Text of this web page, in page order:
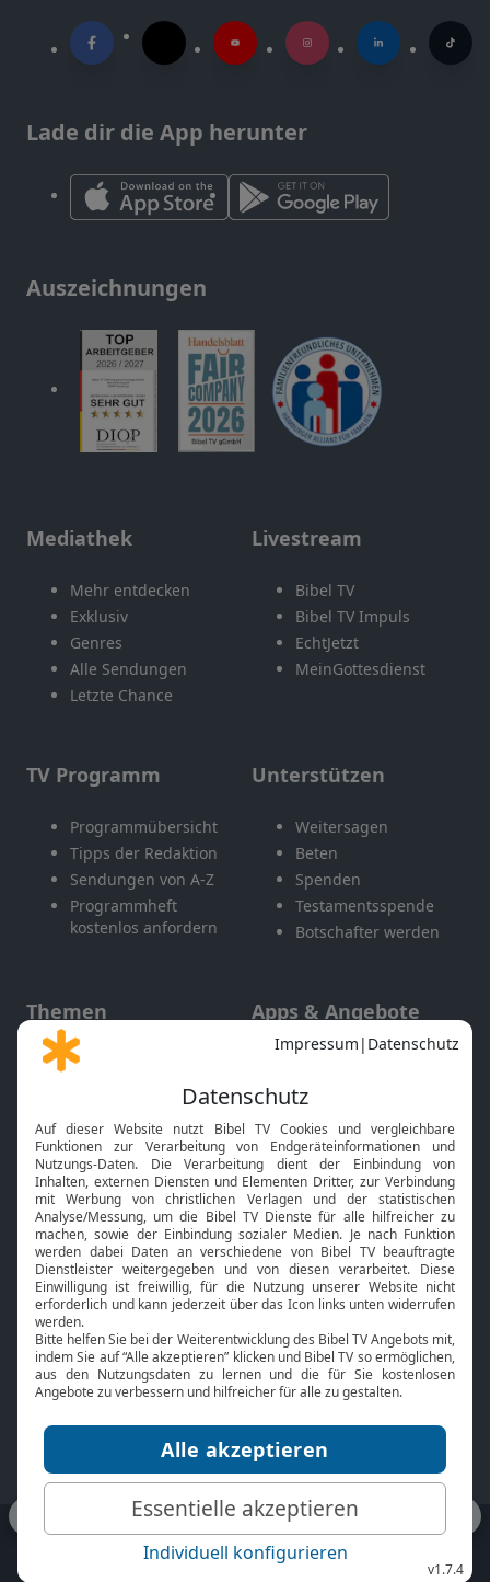
Lade dir die App herunter
Auszeichnungen
Mediathek
Mehr entdecken
Exklusiv
Genres
Alle Sendungen
Letzte Chance
Livestream
Bibel TV
Bibel TV Impuls
EchtJetzt
MeinGottesdienst
TV Programm
Programmübersicht
Tipps der Redaktion
Sendungen von A-Z
Programmheft
kostenlos anfordern
Unterstützen
Weitersagen
Beten
Spenden
Testamentsspende
Botschafter werden
Themen
Gott und Bibel erklärt
Neuigkeiten
Apps & Angebote
Mobile App
Smart TV
HbbTV
Bibelthek Online-Bibel
Nächster Gottesdienst
Bibel TV
Über uns
Jobs
Mediadaten
Service
Kontakt
TV-Empfang
bibeltv.de: Impressum
Datenschutz
Nutzungsbedingungen
Fakten Bibel TV App